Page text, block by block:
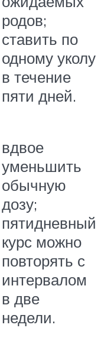
родов;
ставить по
одному уколу
в течение
пяти дней.
вдвое
уменьшить
обычную
дозу;
пятидневный
курс можно
повторять с
интервалом
в две
недели.